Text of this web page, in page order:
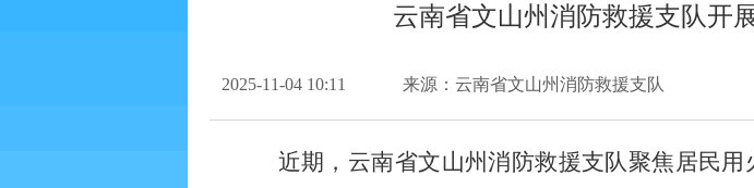
云南省文山州消防救援支队开
2025-11-04 10:11 来源：云南省文山州消防救援支队
近期，云南省文山州消防救援支队聚焦居民